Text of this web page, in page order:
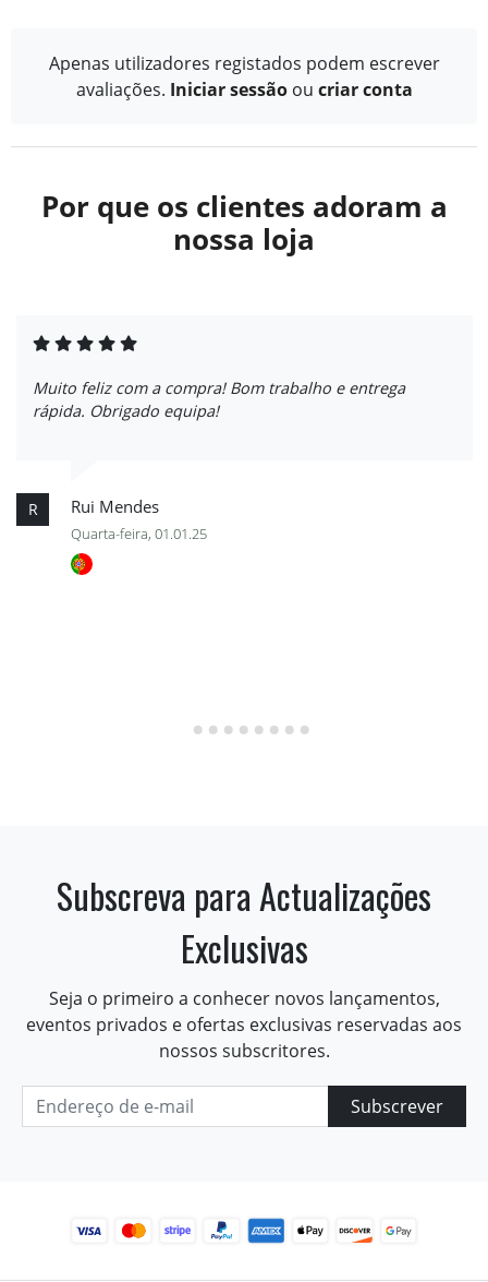
Apenas utilizadores registados podem escrever
avaliações. Iniciar sessão ou criar conta
Por que os clientes adoram a
nossa loja
Muito feliz com a compra! Bom trabalho e entrega
rápida. Obrigado equipa!
R Rui Mendes
Quarta-feira, 01.01.25
Subscreva para Actualizações
Exclusivas
Seja o primeiro a conhecer novos lançamentos,
eventos privados e ofertas exclusivas reservadas aos
nossos subscritores.
Subscrever